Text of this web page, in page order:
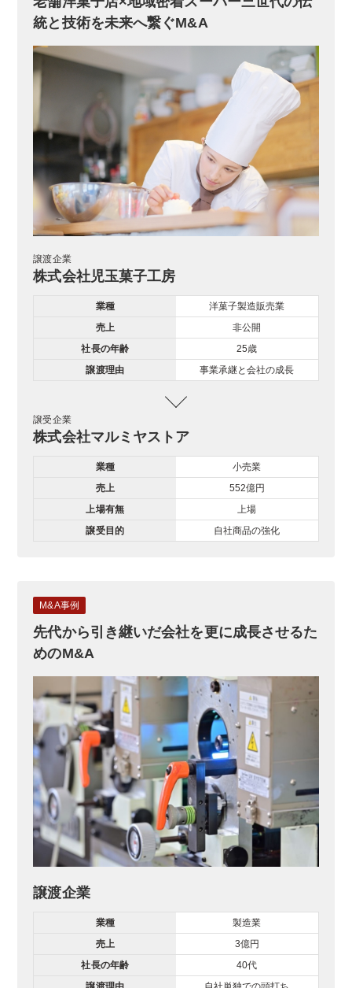
統と技術を未来へ繋ぐM&A
譲渡企業
株式会社児玉菓子工房
業種
洋菓子製造販売業
売上
非公開
社長の年齢
25歳
譲渡理由
事業承継と会社の成長
譲受企業
株式会社マルミヤストア
業種
小売業
売上
552億円
上場有無
上場
譲受目的
自社商品の強化
M&A事例
先代から引き継いだ会社を更に成長させるた
めのM&A
譲渡企業
業種
製造業
売上
3億円
社長の年齢
40代